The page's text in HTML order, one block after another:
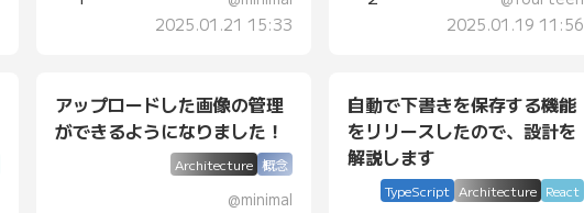
2025.01.21 15:33
2025.01.19 11:56
アップロードした画像の管理
ができるようになりました！
Architecture 概念
@minimal
自動で下書きを保存する機能
をリリースしたので、設計を
解説します
TypeScript Architecture React